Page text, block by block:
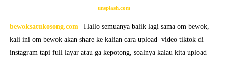
unsplash.com
bewoksatukosong.com| Hallo semuanya balik lagi sama om bewok,
kali ini om bewok akan share ke kalian cara upload video tiktok di
instagram tapi full layar atau ga kepotong, soalnya kalau kita upload